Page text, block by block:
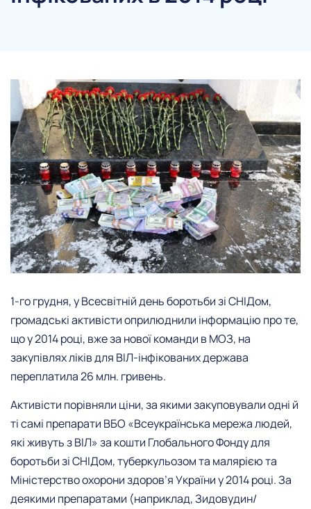
1-го грудня, у Всесвітній день боротьби зі СНІДом,
громадські активісти оприлюднили інформацію про те,
що у 2014 році, вже за нової команди в МОЗ, на
закупівлях ліків для ВІЛ-інфікованих держава
переплатила 26 млн. гривень.
Активісти порівняли ціни, за якими закуповували одні й
ті самі препарати ВБО «Всеукраїнська мережа людей,
які живуть з ВІЛ» за кошти Глобального Фонду для
боротьби зі СНІДом, туберкульозом та малярією та
Міністерство охорони здоров’я України у 2014 році. За
деякими препаратами (наприклад, Зидовудин/